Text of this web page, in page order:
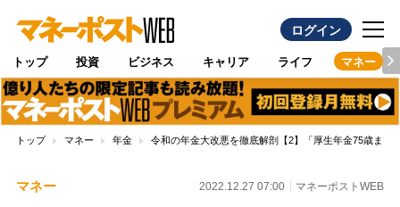
ログイン
トップ 投資 ビジネス キャリア ライフ マネー
トップ マネー 年金 令和の年金大改悪を徹底解剖【2】「厚生年金75歳まで
マネー 2022.12.27 07:00 マネーポストWEB